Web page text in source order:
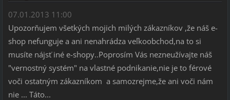
07.01.2013 11:00
Upozorňujem všetkých mojich milých zákazníkov ,že náš e-
shop nefunguje a ani nenahrádza veľkoobchod,na to si
musíte nájsť iné e-shopy..Poprosím Vás nezneužívajte náš
"vernostný systém" na vlastné podnikanie,nie je to férové
voči ostatným zákazníkom a samozrejme,že ani voči nám
nie ... Táto...